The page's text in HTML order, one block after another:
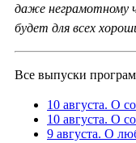
даже неграмотному
будет для всех
Все выпуски
10 августа. О
10 августа. О
9 августа. О